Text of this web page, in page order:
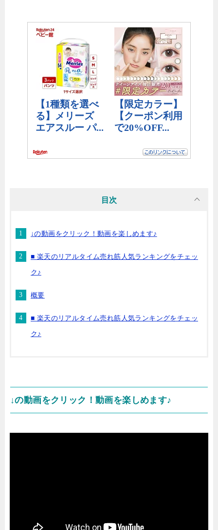
目次
↓の動画をクリック！動画を楽しめます♪
■ 楽天のリアルタイム売れ筋人気ランキングをチェッ
ク♪
概要
■ 楽天のリアルタイム売れ筋人気ランキングをチェッ
ク♪
↓の動画をクリック！動画を楽しめます♪